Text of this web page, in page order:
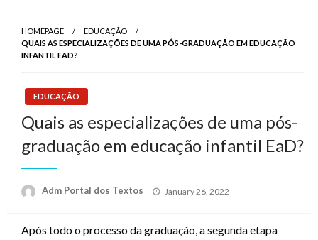
HOMEPAGE
EDUCAÇÃO
QUAIS AS ESPECIALIZAÇÕES DE UMA PÓS-GRADUAÇÃO EM EDUCAÇÃO
INFANTIL EAD?
EDUCAÇÃO
Quais as especializações de uma pós-
graduação em educação infantil EaD?
Adm Portal dos Textos
Posted
January 26, 2022
Após todo o processo da graduação, a segunda etapa